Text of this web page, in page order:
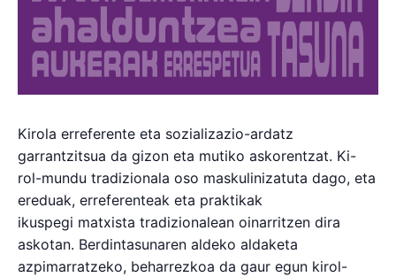
Kirola erreferente eta sozializazio-ardatz
garrantzitsua da gizon eta mutiko askorentzat. Ki-
rol-mundu tradizionala oso maskulinizatuta dago, eta
ereduak, erreferenteak eta praktikak
ikuspegi matxista tradizionalean oinarritzen dira
askotan. Berdintasunaren aldeko aldaketa
azpimarratzeko, beharrezkoa da gaur egun kirol-